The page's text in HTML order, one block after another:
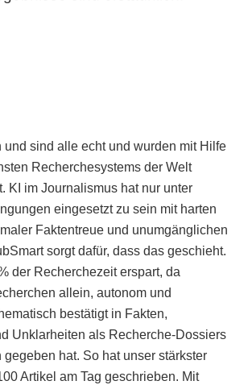
und sind alle echt und wurden mit Hilfe
Recherchesystems der Welt
KI im Journalismus hat nur unter
eingesetzt zu sein mit harten
Faktentreue und unumgänglichen
sorgt dafür, dass das geschieht.
der Recherchezeit erspart, da
allein, autonom und
bestätigt in Fakten,
Unklarheiten als Recherche-Dossiers
hat. So hat unser stärkster
Artikel am Tag geschrieben. Mit